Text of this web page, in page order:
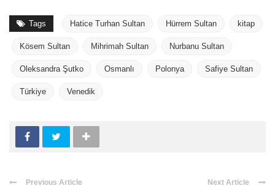
Tags Hatice Turhan Sultan Hürrem Sultan kitap
Kösem Sultan Mihrimah Sultan Nurbanu Sultan
Oleksandra Şutko Osmanlı Polonya Safiye Sultan
Türkiye Venedik
Previous Article Next Article